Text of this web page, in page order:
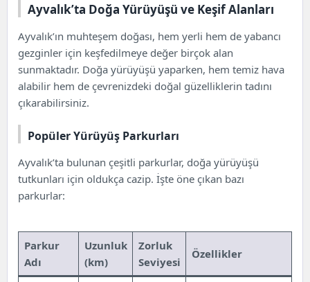
Ayvalık’ta Doğa Yürüyüşü ve Keşif Alanları
Ayvalık’ın muhteşem doğası, hem yerli hem de yabancı
gezginler için keşfedilmeye değer birçok alan
sunmaktadır. Doğa yürüyüşü yaparken, hem temiz hava
alabilir hem de çevrenizdeki doğal güzelliklerin tadını
çıkarabilirsiniz.
Popüler Yürüyüş Parkurları
Ayvalık’ta bulunan çeşitli parkurlar, doğa yürüyüşü
tutkunları için oldukça cazip. İşte öne çıkan bazı
parkurlar:
Parkur
Adı
Uzunluk
(km)
Zorluk
Seviyesi
Özellikler